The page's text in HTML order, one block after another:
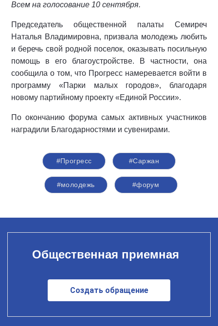
Всем на голосование 10 сентября.
Председатель общественной палаты Семиреч
Наталья Владимировна, призвала молодежь любить
и беречь свой родной поселок, оказывать посильную
помощь в его благоустройстве. В частности, она
сообщила о том, что Прогресс намеревается войти в
программу «Парки малых городов», благодаря
новому партийному проекту «Единой России».
По окончанию форума самых активных участников
наградили Благодарностями и сувенирами.
#Прогресс #Саржан
#молодежь #форум
Общественная приемная
Создать обращение